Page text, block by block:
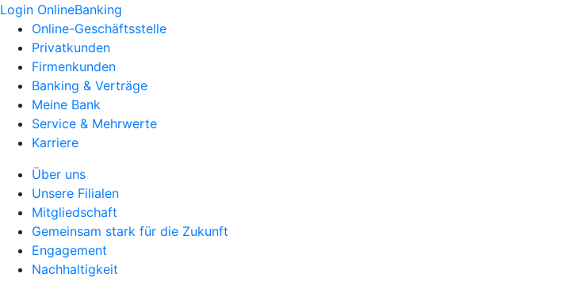
Login OnlineBanking
Online-Geschäftsstelle
Privatkunden
Firmenkunden
Banking & Verträge
Meine Bank
Service & Mehrwerte
Karriere
Über uns
Unsere Filialen
Mitgliedschaft
Gemeinsam stark für die Zukunft
Engagement
Nachhaltigkeit